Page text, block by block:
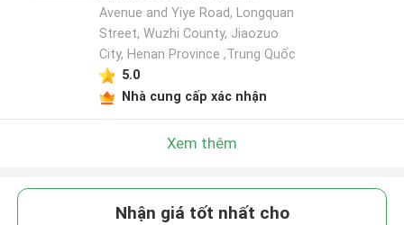
Avenue and Yiye Road, Longquan
Street, Wuzhi County, Jiaozuo
City, Henan Province ,Trung Quốc
5.0
Nhà cung cấp xác nhận
Xem thêm
Nhận giá tốt nhất cho